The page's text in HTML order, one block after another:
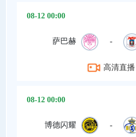
08-12 00:00
萨巴赫 -
高清直播
08-12 00:00
博德闪耀 -